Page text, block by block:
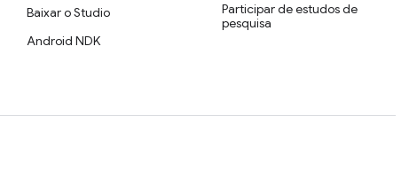
Baixar o Studio
Android NDK
Participar de estudos de
pesquisa